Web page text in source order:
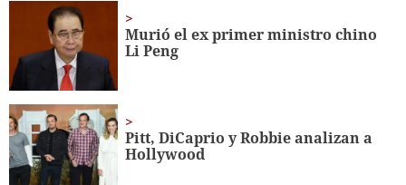
Murió el ex primer ministro chino
Li Peng
Pitt, DiCaprio y Robbie analizan a
Hollywood